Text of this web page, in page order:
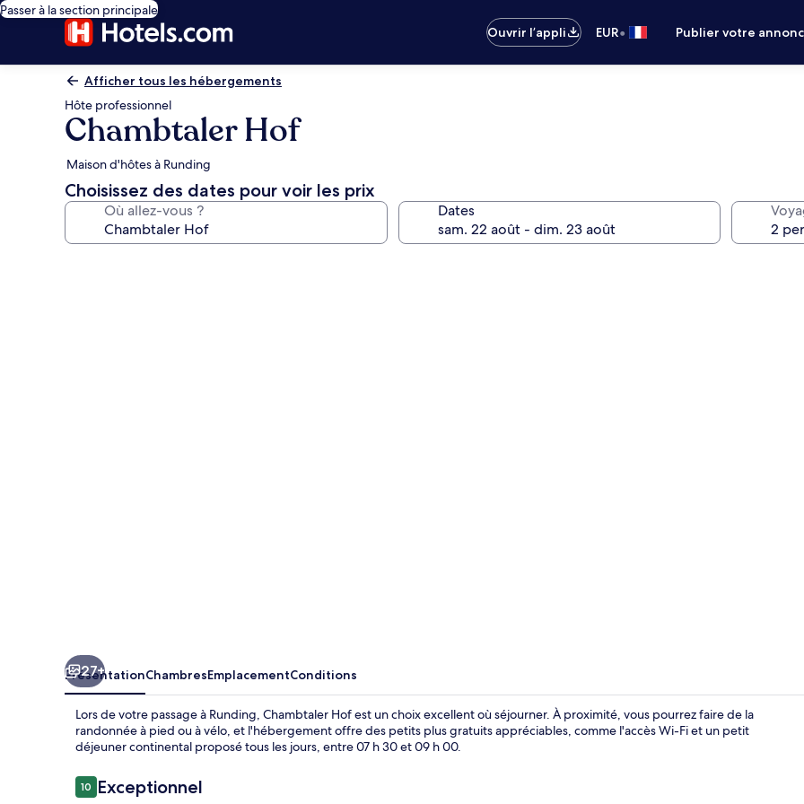
Passer à la section principale
Ouvrir l’appli
EUR• Publier votre
Afficher tous les hébergements
Hôte professionnel
Chambtaler Hof
Maison d'hôtes à Runding
Choisissez des dates pour voir les prix
Où allez-vous ? Dates
27+
PrésentationChambresEmplacementConditions
Lors de votre passage à Runding, Chambtaler Hof est un choix excellent où séjourner. À proximité, vous pourrez faire de la
randonnée à pied ou à vélo, et l'hébergement offre des petits plus gratuits appréciables, comme l'accès Wi-Fi et un petit
déjeuner continental proposé tous les jours, entre 07 h 30 et 09 h 00.
Avis
1010 sur 10
Exceptionnel